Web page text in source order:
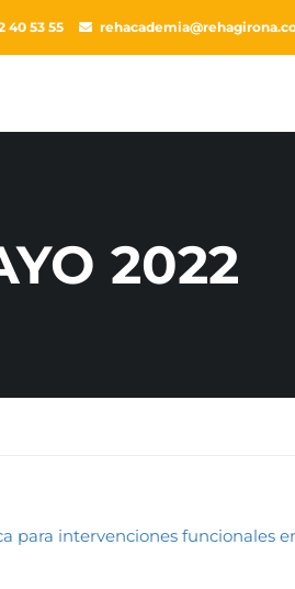
40 53 55
2022